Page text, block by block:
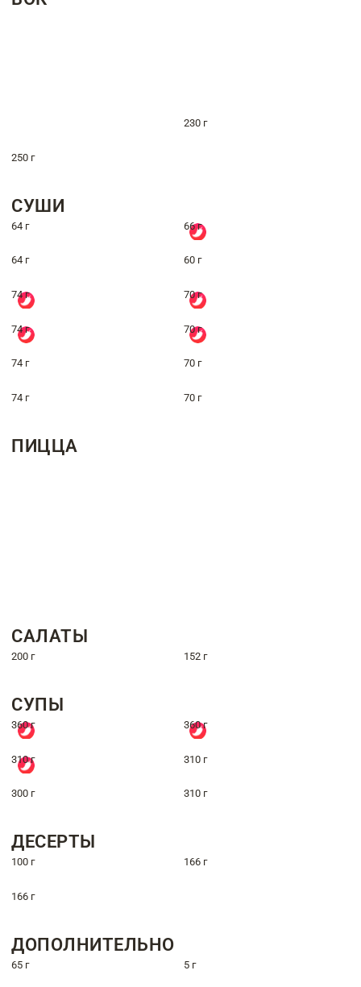
230 г
250 г
СУШИ
64 г 66 г
64 г 60 г
74 г 70 г
74 г 70 г
74 г 70 г
74 г 70 г
ПИЦЦА
САЛАТЫ
200 г 152 г
СУПЫ
360 г 360 г
310 г 310 г
300 г 310 г
ДЕСЕРТЫ
100 г 166 г
166 г
ДОПОЛНИТЕЛЬНО
65 г 5 г